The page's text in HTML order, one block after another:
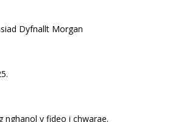
Dyfnallt Morgan
nghanol y fideo i chwarae.